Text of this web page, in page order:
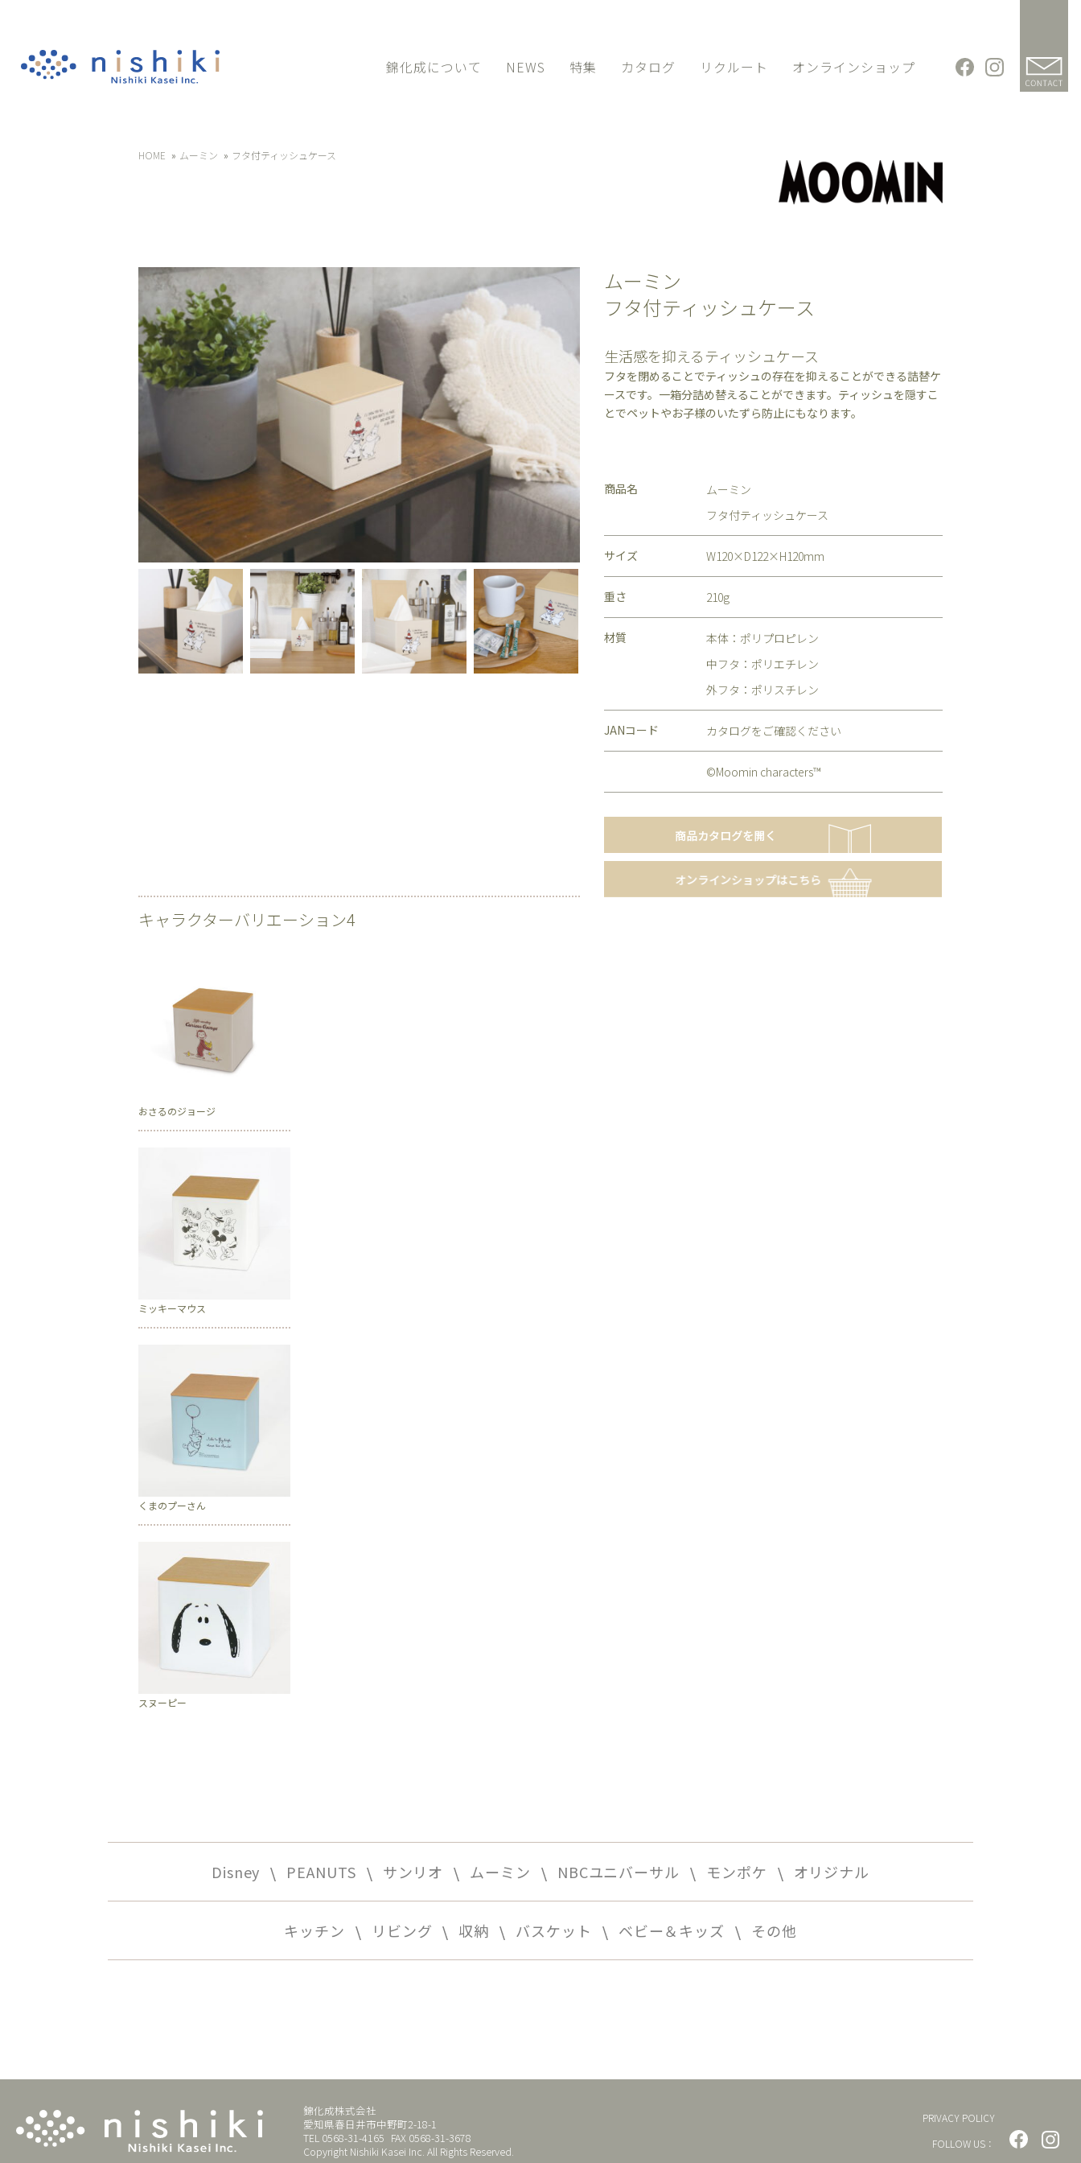
錦化成について NEWS 特集 カタログ リクルート オンラインショップ
HOME ムーミン フタ付ティッシュケース
ムーミン
フタ付ティッシュケース
生活感を抑えるティッシュケース
フタを閉めることでティッシュの存在を抑えることができる詰替ケ
ースです。一箱分詰め替えることができます。ティッシュを隠すこ
とでペットやお子様のいたずら防止にもなります。
商品名
ムーミン
フタ付ティッシュケース
サイズ W120×D122×H120mm
重さ 210g
材質
本体：ポリプロピレン
中フタ：ポリエチレン
外フタ：ポリスチレン
JANコード カタログをご確認ください
©Moomin characters™️
キャラクターバリエーション4
おさるのジョージ
ミッキーマウス
くまのプーさん
スヌーピー
Disney PEANUTS サンリオ ムーミン NBCユニバーサル モンポケ オリジナル
キッチン リビング 収納 バスケット ベビー＆キッズ その他
錦化成株式会社
愛知県春日井市中野町2-18-1
TEL 0568-31-4165 FAX 0568-31-3678
Copyright Nishiki Kasei Inc. All Rights Reserved.
PRIVACY POLICY
FOLLOW US：